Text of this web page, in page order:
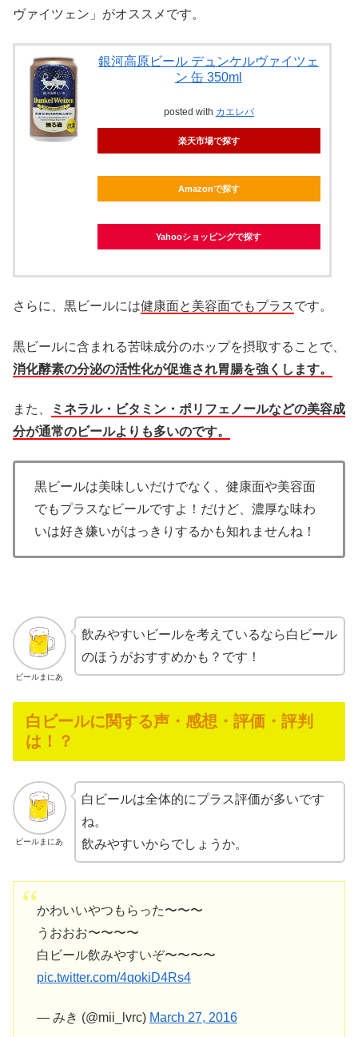
ヴァイツェン」がオススメです。
銀河高原ビール デュンケルヴァイツェ
ン 缶 350ml
posted with カエレバ
楽天市場で探す
Amazonで探す
Yahooショッピングで探す
さらに、黒ビールには健康面と美容面でもプラスです。
黒ビールに含まれる苦味成分のホップを摂取することで、
消化酵素の分泌の活性化が促進され胃腸を強くします。
また、
ミネラル・ビタミン・ポリフェノールなどの美容成
分が通常のビールよりも多いのです。
黒ビールは美味しいだけでなく、健康面や美容面
でもプラスなビールですよ！だけど、濃厚な味わ
いは好き嫌いがはっきりするかも知れませんね！
ビールまにあ
飲みやすいビールを考えているなら白ビール
のほうがおすすめかも？です！
白ビールに関する声・感想・評価・評判
は！？
ビールまにあ
白ビールは全体的にプラス評価が多いです
ね。
飲みやすいからでしょうか。
かわいいやつもらった〜〜〜
うおおお〜〜〜〜
白ビール飲みやすいぞ〜〜〜〜
pic.twitter.com/4qokiD4Rs4
— みき (@mii_lvrc) March 27, 2016